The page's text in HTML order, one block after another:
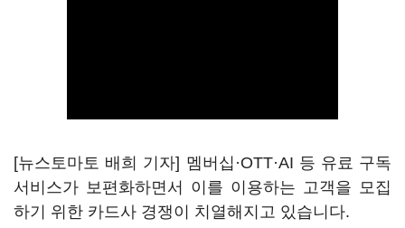
[뉴스토마토 배희 기자] 멤버십·OTT·AI 등 유료 구독
서비스가 보편화하면서 이를 이용하는 고객을 모집
하기 위한 카드사 경쟁이 치열해지고 있습니다.